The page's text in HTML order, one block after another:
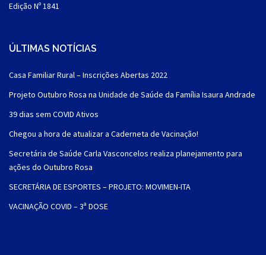
Edição Nº 1841
ÚLTIMAS NOTÍCIAS
Casa Familiar Rural – Inscrições Abertas 2022
Projeto Outubro Rosa na Unidade de Saúde da Família Isaura Andrade
39 dias sem COVID Ativos
Chegou a hora de atualizar a Caderneta de Vacinação!
Secretária de Saúde Carla Vasconcelos realiza planejamento para
ações do Outubro Rosa
SECRETÁRIA DE ESPORTES – PROJETO: MOVIMEN-ITA
VACINAÇÃO COVID – 3ª DOSE